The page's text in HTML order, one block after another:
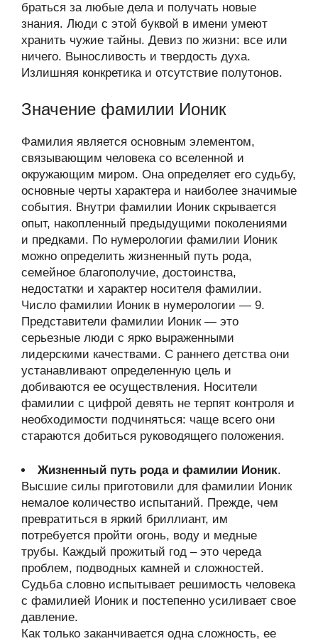
браться за любые дела и получать новые
знания. Люди с этой буквой в имени умеют
хранить чужие тайны. Девиз по жизни: все или
ничего. Выносливость и твердость духа.
Излишняя конкретика и отсутствие полутонов.
Значение фамилии Ионик
Фамилия является основным элементом,
связывающим человека со вселенной и
окружающим миром. Она определяет его судьбу,
основные черты характера и наиболее значимые
события. Внутри фамилии Ионик скрывается
опыт, накопленный предыдущими поколениями
и предками. По нумерологии фамилии Ионик
можно определить жизненный путь рода,
семейное благополучие, достоинства,
недостатки и характер носителя фамилии.
Число фамилии Ионик в нумерологии — 9.
Представители фамилии Ионик — это
серьезные люди с ярко выраженными
лидерскими качествами. С раннего детства они
устанавливают определенную цель и
добиваются ее осуществления. Носители
фамилии с цифрой девять не терпят контроля и
необходимости подчиняться: чаще всего они
стараются добиться руководящего положения.
Жизненный путь рода и фамилии Ионик.
Высшие силы приготовили для фамилии Ионик
немалое количество испытаний. Прежде, чем
превратиться в яркий бриллиант, им
потребуется пройти огонь, воду и медные
трубы. Каждый прожитый год – это череда
проблем, подводных камней и сложностей.
Судьба словно испытывает решимость человека
с фамилией Ионик и постепенно усиливает свое
давление.
Как только заканчивается одна сложность, ее